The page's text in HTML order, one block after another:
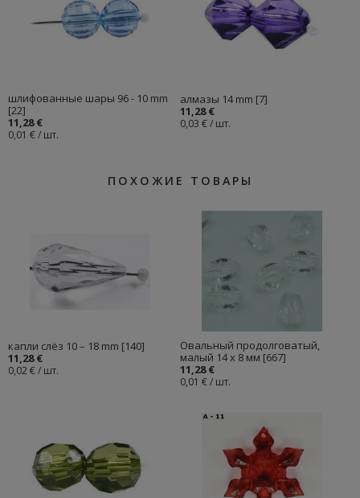
шлифованные шары 96 - 10 mm
[22]
11,28 €
0,01 € / шт.
алмазы 14 mm [7]
11,28 €
0,03 € / шт.
ПОХОЖИЕ ТОВАРЫ
капли слёз 10 – 18 mm [140]
11,28 €
0,02 € / шт.
Овальный продолговатый,
малый 14 х 8 мм [667]
11,28 €
0,01 € / шт.